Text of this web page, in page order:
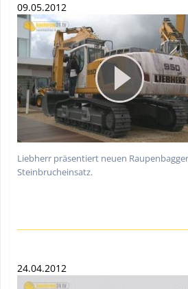
09.05.2012
Liebherr präsentiert neuen
Steinbrucheinsatz.
24.04.2012